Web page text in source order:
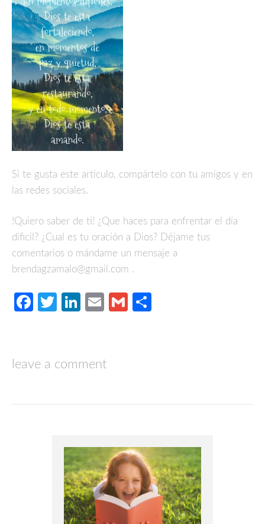
Si te gusta este articulo, compártelo con tu amigos y en
las redes sociales.
!Quiero saber de ti! ¿Que haces para enfrentar el día
dificil? ¿Cual es tu oración a Dios? Déjame tus
comentarios o mándame un mensaje a
brendagzamalo@gmail.com .
Facebook
TwitterLinkedIn
EmailGmail
leave a comment